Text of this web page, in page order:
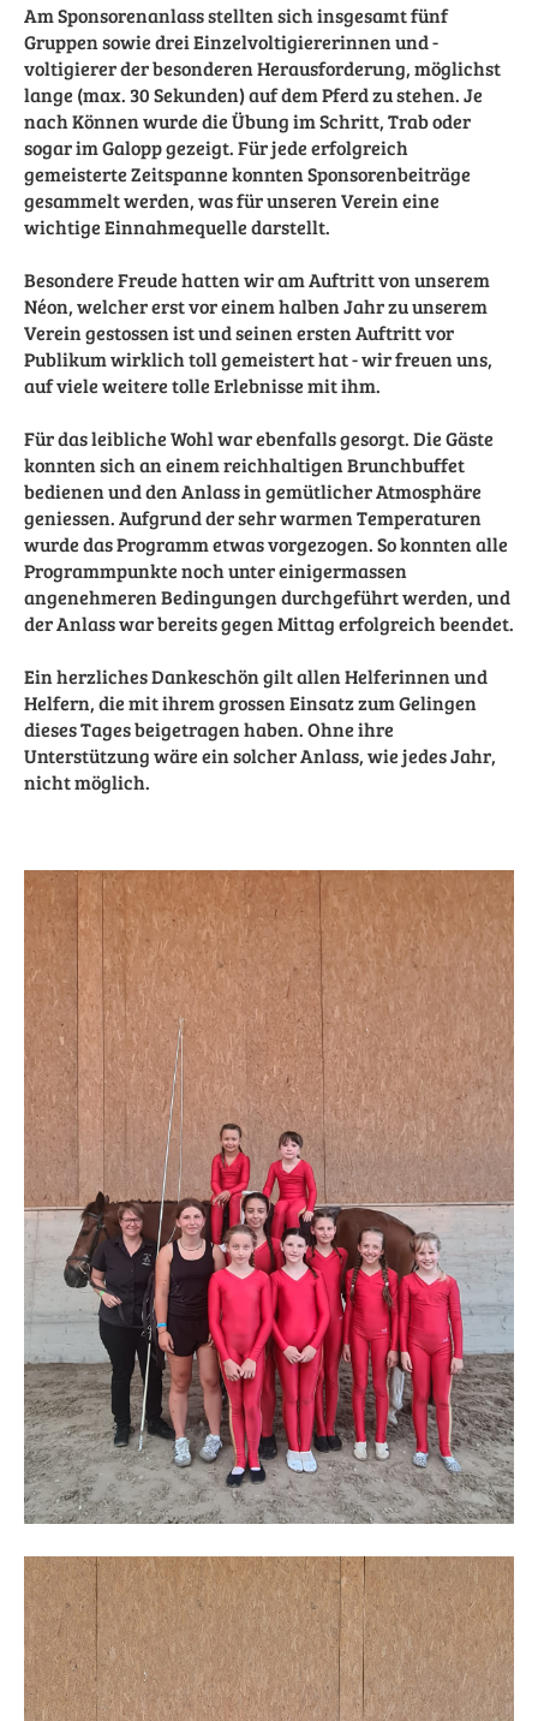
Am Sponsorenanlass stellten sich insgesamt fünf
Gruppen sowie drei Einzelvoltigiererinnen und -
voltigierer der besonderen Herausforderung, möglichst
lange (max. 30 Sekunden) auf dem Pferd zu stehen. Je
nach Können wurde die Übung im Schritt, Trab oder
sogar im Galopp gezeigt. Für jede erfolgreich
gemeisterte Zeitspanne konnten Sponsorenbeiträge
gesammelt werden, was für unseren Verein eine
wichtige Einnahmequelle darstellt.
Besondere Freude hatten wir am Auftritt von unserem
Néon, welcher erst vor einem halben Jahr zu unserem
Verein gestossen ist und seinen ersten Auftritt vor
Publikum wirklich toll gemeistert hat - wir freuen uns,
auf viele weitere tolle Erlebnisse mit ihm.
Für das leibliche Wohl war ebenfalls gesorgt. Die Gäste
konnten sich an einemreichhaltigen Brunchbuffet
bedienen und den Anlass in gemütlicher Atmosphäre
geniessen. Aufgrund der sehr warmen Temperaturen
wurde das Programm etwas vorgezogen. So konnten alle
Programmpunkte noch unter einigermassen
angenehmeren Bedingungen durchgeführt werden, und
der Anlass war bereits gegen Mittag erfolgreich beendet.
Ein herzliches Dankeschön gilt allen Helferinnen und
Helfern, die mit ihrem grossen Einsatz zum Gelingen
dieses Tages beigetragen haben. Ohne ihre
Unterstützung wäre ein solcher Anlass, wie jedes Jahr,
nicht möglich.